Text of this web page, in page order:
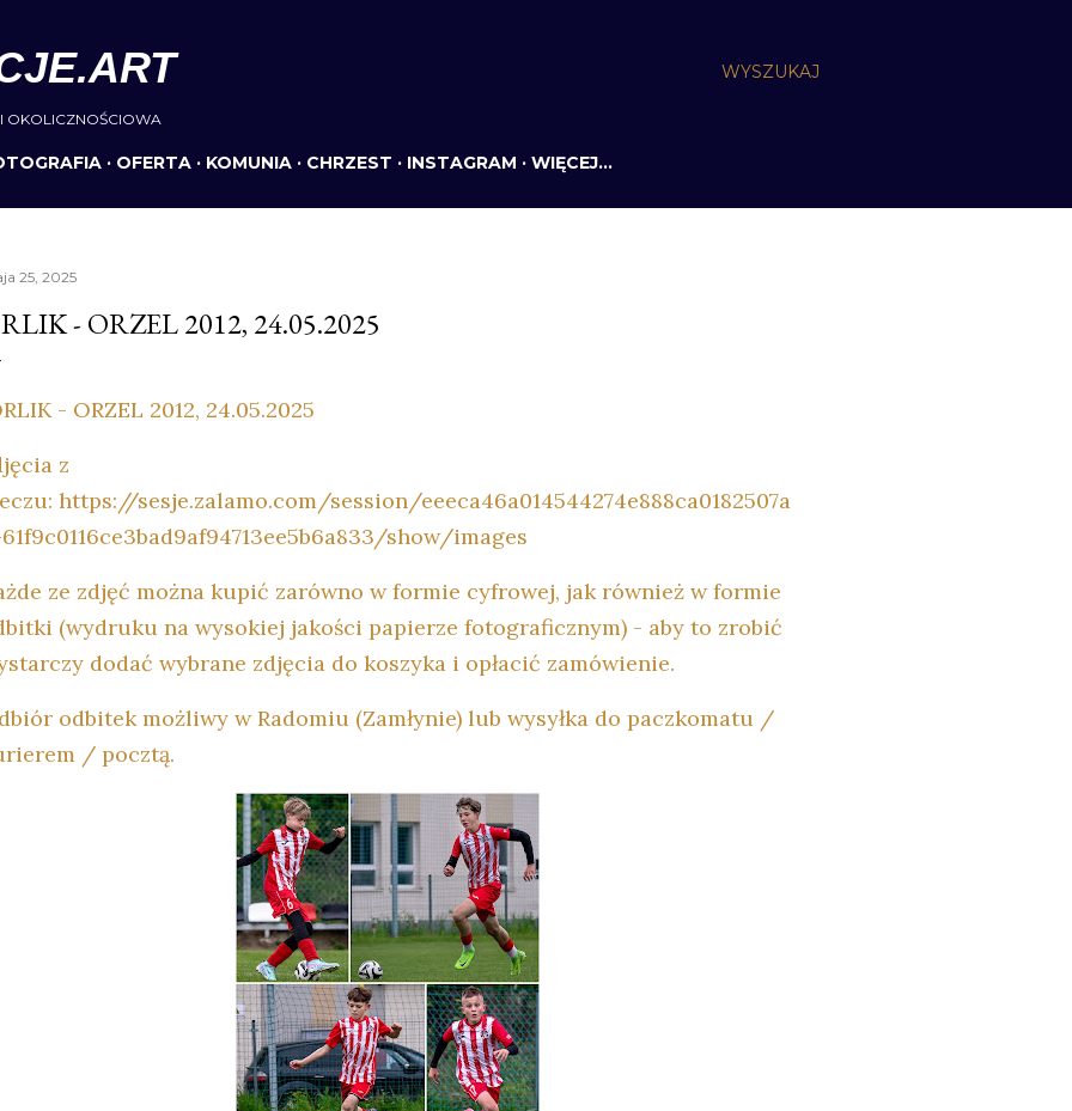
WYSZUKAJ
OKOLICZNOŚCIOWA
OFERTA KOMUNIA CHRZEST INSTAGRAM WIĘCEJ…
25, 2025
- ORZEL 2012, 24.05.2025
- ORZEL 2012, 24.05.2025
z
https://sesje.zalamo.com/session/eeeca46a014544274e888ca0182507a
show/images
ze zdjęć można kupić zarówno w formie cyfrowej, jak również w formie
(wydruku na wysokiej jakości papierze fotograficznym) - aby to zrobić
dodać wybrane zdjęcia do koszyka i opłacić zamówienie.
odbitek możliwy w Radomiu (Zamłynie) lub wysyłka do paczkomatu /
/ pocztą.